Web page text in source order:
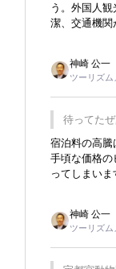
う。外国人
潔、交通機関
す。そのよ
トが行われれ
楽しみが増
神崎 公一
ツーリズム
待ってた
気
宿泊料の高騰
手頃な価格の
ってしまい
行をした時
夕方から夜の
した。ただ
夜行バスで京
疲れが残ら
神崎 公一
ツーリズム